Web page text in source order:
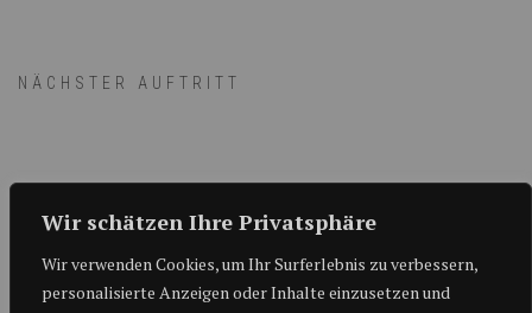
Wir schätzen Ihre Privatsphäre
Wir verwenden Cookies, um Ihr Surferlebnis zu verbessern,
personalisierte Anzeigen oder Inhalte einzusetzen und
NÄCHSTER AUFTRITT
Micha Dettwyler & Tribute to Roger
Cicero - Em Bebby sy Jazz 2026